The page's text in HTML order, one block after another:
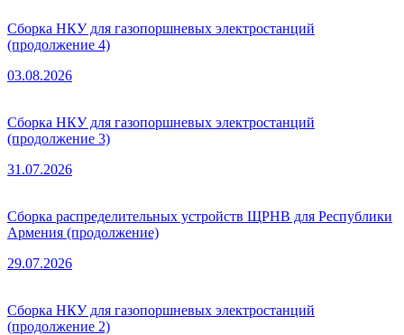
Сборка НКУ для газопоршневых электростанций
(продолжение 4)
03.08.2026
Сборка НКУ для газопоршневых электростанций
(продолжение 3)
31.07.2026
Сборка распределительных устройств ЩРНВ для Республики
Армения (продолжение)
29.07.2026
Сборка НКУ для газопоршневых электростанций
(продолжение 2)